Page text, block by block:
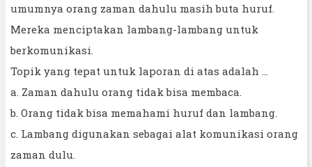
umumnya orang zaman dahulu masih buta huruf.
Mereka menciptakan lambang-lambang untuk
berkomunikasi.
Topik yang tepat untuk laporan di atas adalah ...
a. Zaman dahulu orang tidak bisa membaca.
b. Orang tidak bisa memahami huruf dan lambang.
c. Lambang digunakan sebagai alat komunikasi orang
zaman dulu.